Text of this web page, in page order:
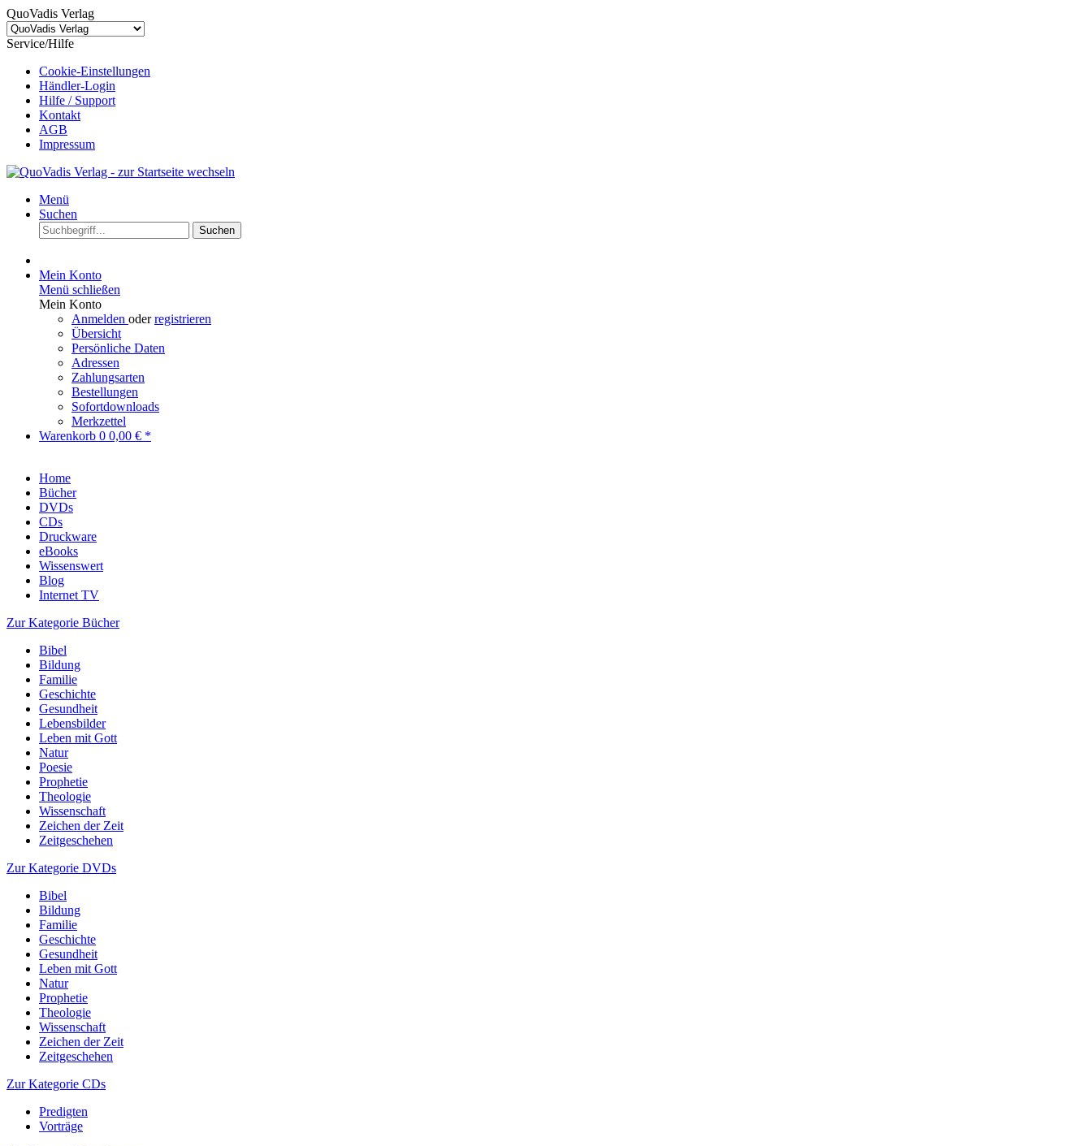
QuoVadis Verlag
Service/Hilfe
Cookie-Einstellungen
Händler-Login
Hilfe / Support
Kontakt
AGB
Impressum
Menü
Suchen
Suchen
Mein Konto
Menü schließen
Mein Konto
Anmelden oderregistrieren
Übersicht
Persönliche Daten
Adressen
Zahlungsarten
Bestellungen
Sofortdownloads
Merkzettel
Warenkorb 0 0,00 € *
Home
Bücher
DVDs
CDs
Druckware
eBooks
Wissenswert
Blog
Internet TV
Zur Kategorie Bücher
Bibel
Bildung
Familie
Geschichte
Gesundheit
Lebensbilder
Leben mit Gott
Natur
Poesie
Prophetie
Theologie
Wissenschaft
Zeichen der Zeit
Zeitgeschehen
Zur Kategorie DVDs
Bibel
Bildung
Familie
Geschichte
Gesundheit
Leben mit Gott
Natur
Prophetie
Theologie
Wissenschaft
Zeichen der Zeit
Zeitgeschehen
Zur Kategorie CDs
Predigten
Vorträge